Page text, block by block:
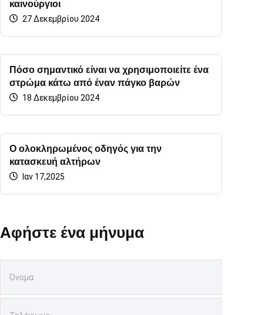
καινούργιοι
27 Δεκεμβρίου 2024
Πόσο σημαντικό είναι να χρησιμοποιείτε ένα
στρώμα κάτω από έναν πάγκο βαρών
18 Δεκεμβρίου 2024
Ο ολοκληρωμένος οδηγός για την
κατασκευή αλτήρων
Ιαν 17,2025
Αφήστε ένα μήνυμα